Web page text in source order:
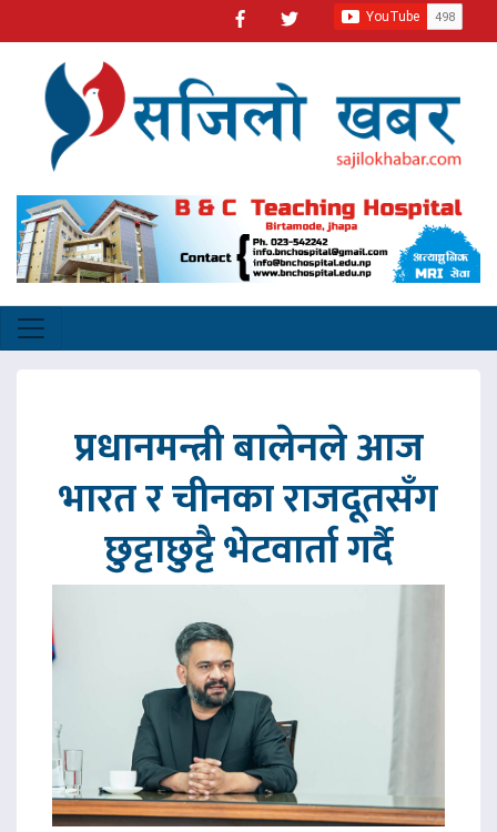
प्रधानमन्त्री बालेनले आज
भारत र चीनका राजदूतसँग
छुट्टाछुट्टै भेटवार्ता गर्दै